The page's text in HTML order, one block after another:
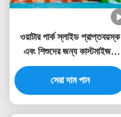
ওয়াটার পার্ক স্লাইড প্রাপ্তবয়স্ক
এবং শিশুদের জন্য কাস্টমাইজড
সুইমিং পুল স্লাইড
সেরা দাম পান